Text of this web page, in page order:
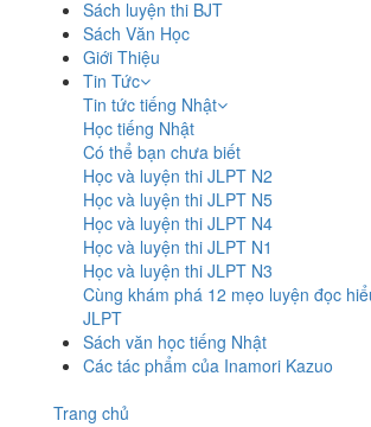
Sách luyện thi BJT
Sách Văn Học
Giới Thiệu
Tin Tức
Tin tức tiếng Nhật
Học tiếng Nhật
Có thể bạn chưa biết
Học và luyện thi JLPT N2
Học và luyện thi JLPT N5
Học và luyện thi JLPT N4
Học và luyện thi JLPT N1
Học và luyện thi JLPT N3
Cùng khám phá 12 mẹo luyện đọc
JLPT
Sách văn học tiếng Nhật
Các tác phẩm của Inamori Kazuo
Trang chủ